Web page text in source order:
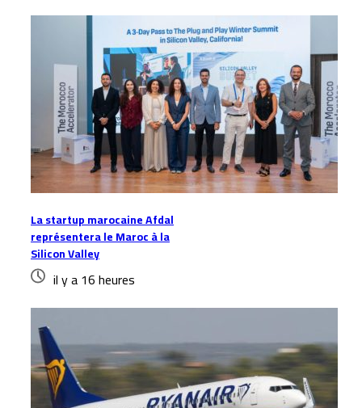
La startup marocaine Afdal
représentera le Maroc à la
Silicon Valley
il y a 16 heures